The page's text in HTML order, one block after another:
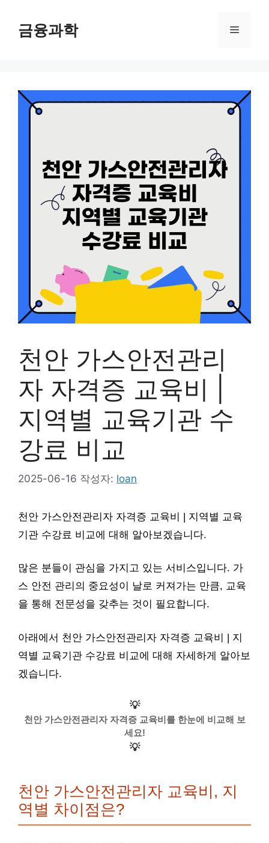
금융과학 메
천안 가스안전관리
자 자격증 교육비 |
지역별 교육기관 수
강료 비교
2025-06-16 작성자: loan
천안 가스안전관리자 자격증 교육비 | 지역별 교육
기관 수강료 비교에 대해 알아보겠습니다.
많은 분들이 관심을 가지고 있는 서비스입니다. 가
스 안전 관리의 중요성이 날로 커져가는 만큼, 교육
을 통해 전문성을 갖추는 것이 필요합니다.
아래에서 천안 가스안전관리자 자격증 교육비 | 지
역별 교육기관 수강료 비교에 대해 자세하게 알아보
겠습니다.
💡
천안 가스안전관리자 자격증 교육비를 한눈에 비교해 보
세요!
💡
천안 가스안전관리자 교육비, 지
역별 차이점은?